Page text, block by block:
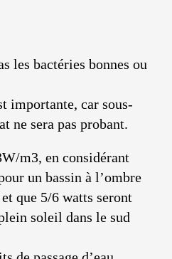
les bactéries bonnes ou
importante, car sous-
ne sera pas probant.
m3, en considérant
un bassin à l’ombre
que 5/6 watts seront
soleil dans le sud